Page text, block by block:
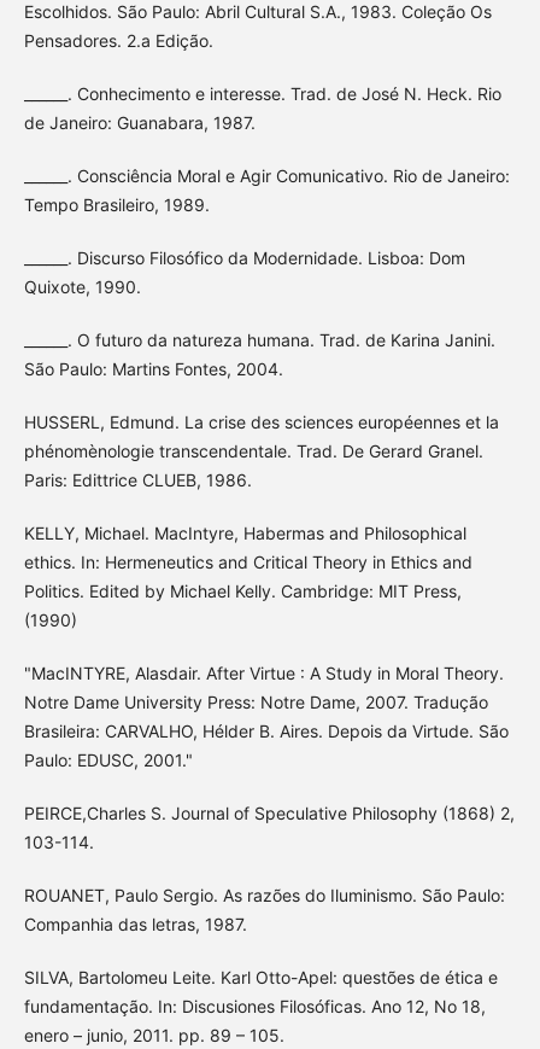
Escolhidos. São Paulo: Abril Cultural S.A., 1983. Coleção Os
Pensadores. 2.a Edição.
______. Conhecimento e interesse. Trad. de José N. Heck. Rio
de Janeiro: Guanabara, 1987.
______. Consciência Moral e Agir Comunicativo. Rio de Janeiro:
Tempo Brasileiro, 1989.
______. Discurso Filosófico da Modernidade. Lisboa: Dom
Quixote, 1990.
______. O futuro da natureza humana. Trad. de Karina Janini.
São Paulo: Martins Fontes, 2004.
HUSSERL, Edmund. La crise des sciences européennes et la
phénomènologie transcendentale. Trad. De Gerard Granel.
Paris: Edittrice CLUEB, 1986.
KELLY, Michael. MacIntyre, Habermas and Philosophical
ethics. In: Hermeneutics and Critical Theory in Ethics and
Politics. Edited by Michael Kelly. Cambridge: MIT Press,
(1990)
"MacINTYRE, Alasdair. After Virtue : A Study in Moral Theory.
Notre Dame University Press: Notre Dame, 2007. Tradução
Brasileira: CARVALHO, Hélder B. Aires. Depois da Virtude. São
Paulo: EDUSC, 2001."
PEIRCE,Charles S. Journal of Speculative Philosophy (1868) 2,
103-114.
ROUANET, Paulo Sergio. As razões do Iluminismo. São Paulo:
Companhia das letras, 1987.
SILVA, Bartolomeu Leite. Karl Otto-Apel: questões de ética e
fundamentação. In: Discusiones Filosóficas. Ano 12, No 18,
enero – junio, 2011. pp. 89 – 105.